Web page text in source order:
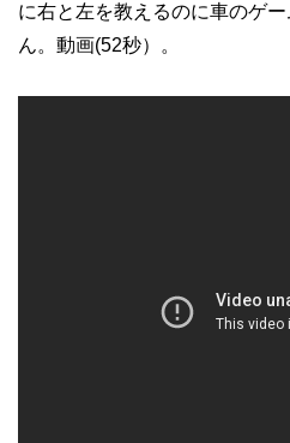
に右と左を教えるのに車のゲ
ん。動画(52秒）。